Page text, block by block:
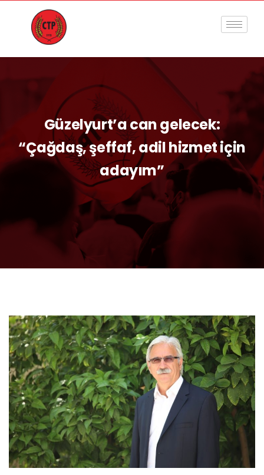
Güzelyurt’a can gelecek:
“Çağdaş, şeffaf, adil hizmet için
adayım”